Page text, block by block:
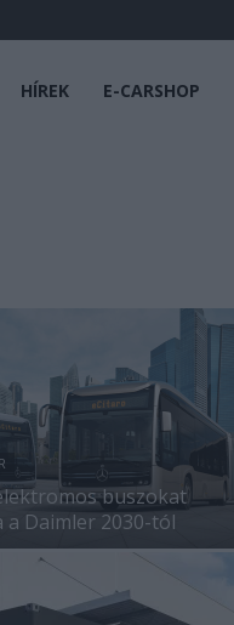
HÍREK E-CARSHOP
buszokat
a Daimler 2030-tól